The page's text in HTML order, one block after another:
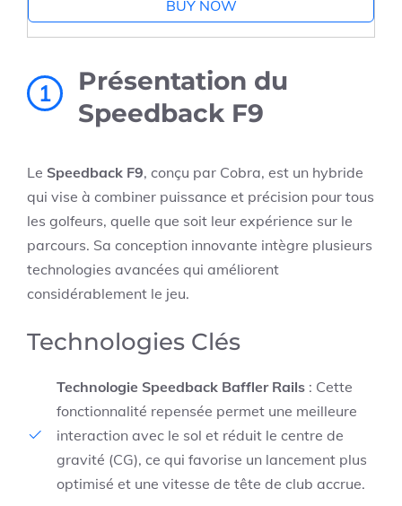
BUY NOW
1
Présentation du
Speedback F9
Le Speedback F9, conçu par Cobra, est un hybride
qui vise à combiner puissance et précision pour tous
les golfeurs, quelle que soit leur expérience sur le
parcours. Sa conception innovante intègre plusieurs
technologies avancées qui améliorent
considérablement le jeu.
Technologies Clés
Technologie Speedback Baffler Rails : Cette
fonctionnalité repensée permet une meilleure
interaction avec le sol et réduit le centre de
gravité (CG), ce qui favorise un lancement plus
optimisé et une vitesse de tête de club accrue.